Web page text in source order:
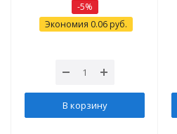
-5%
Экономия 0.06руб.
В корзину